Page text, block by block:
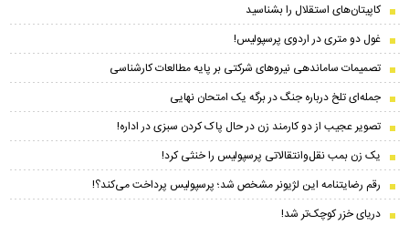
کاپیتان‌های استقلال را بشناسید
غول دو متری در اردوی پرسپولیس!
تصمیمات ساماندهی نیروهای شرکتی بر پایه مطالعات کارشناسی
جمله‌ای تلخ درباره جنگ در برگه یک امتحان نهایی
تصویر عجیب از دو کارمند زن در حال پاک کردن سبزی در اداره!
یک زن بمب نقل‌وانتقالاتی پرسپولیس را خنثی کرد!
رقم رضایتنامه این لژیونر مشخص شد؛ پرسپولیس پرداخت می‌کند؟!
دریای خزر کوچک‌تر شد!